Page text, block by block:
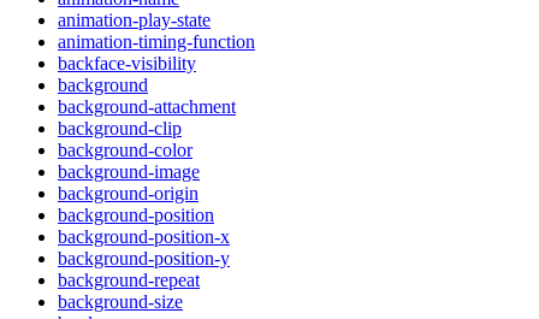
animation-play-state
animation-timing-function
backface-visibility
background
background-attachment
background-clip
background-color
background-image
background-origin
background-position
background-position-x
background-position-y
background-repeat
background-size